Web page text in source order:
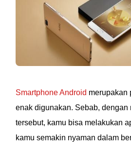
Smartphone Android merupakan
enak digunakan. Sebab, dengan
tersebut, kamu bisa melakukan
kamu semakin nyaman dalam